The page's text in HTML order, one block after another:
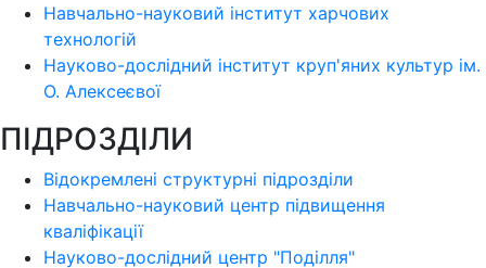
Навчально-науковий інститут харчових
технологій
Науково-дослідний інститут круп'яних культур ім.
О. Алексеєвої
ПІДРОЗДІЛИ
Відокремлені структурні підрозділи
Навчально-науковий центр підвищення
кваліфікації
Науково-дослідний центр "Поділля"